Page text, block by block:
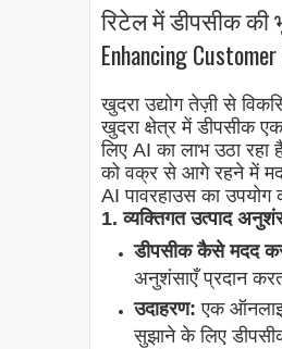
रिटेल में डीपसीक की
Enhancing
खुदरा उद्योग तेज़ी से
खुदरा क्षेत्र में डीपसीक
लिए AI का लाभ उठा
को वक्र से आगे रहने में
AI पावरहाउस का
1. व्यक्तिगत उत्पाद
डीपसीक कैसे मदद
अनुशंसाएँ प्रदान
उदाहरण: एक
सुझाने के लिए